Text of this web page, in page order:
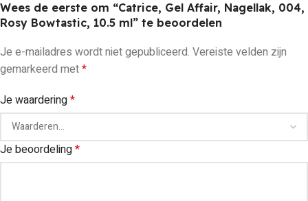
Wees de eerste om “Catrice, Gel Affair, Nagellak, 004,
Rosy Bowtastic, 10.5 ml” te beoordelen
Je e-mailadres wordt niet gepubliceerd. Vereiste velden zijn
gemarkeerd met*
Je waardering*
Je beoordeling*